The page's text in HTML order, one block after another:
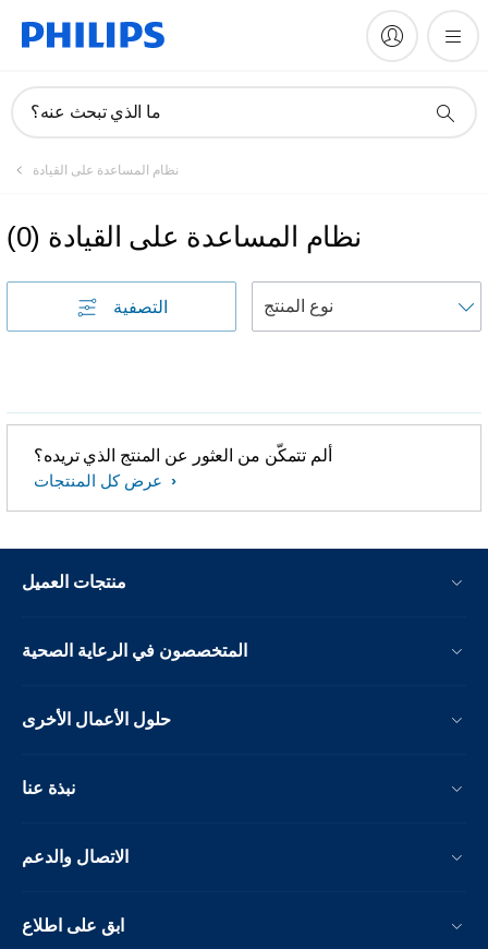
ما الذي تبحث عنه؟
نظام المساعدة على القيادة
نظام المساعدة على القيادة (
0
)
التصفية
ألم تتمكّن من العثور عن المنتج الذي تريده؟
منتجات العميل
المتخصصون في الرعاية الصحية
حلول الأعمال الأخرى
نبذة عنا
الاتصال والدعم
ابق على اطلاع